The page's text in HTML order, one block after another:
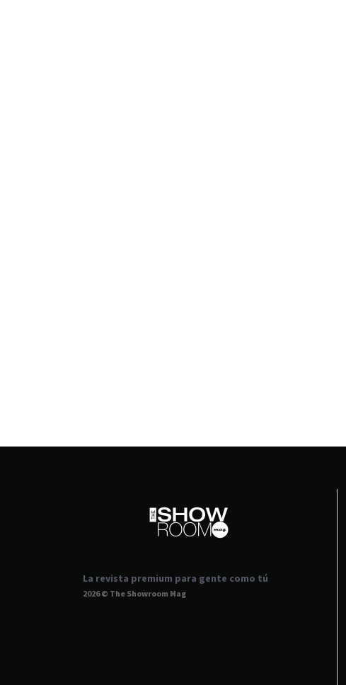
La revista premium para gente como tú
2026 © The Showroom Mag